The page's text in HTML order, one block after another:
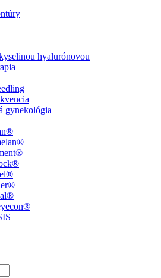
hyalurónovou
gynekológia